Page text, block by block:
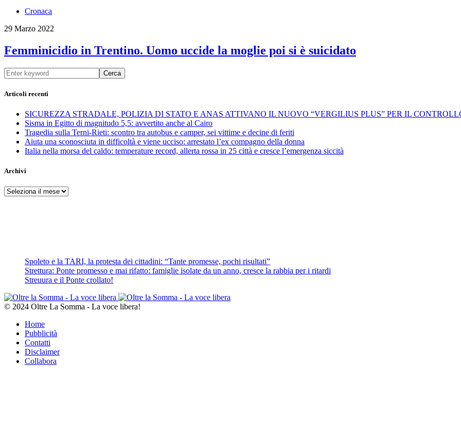
Cronaca
29 Marzo 2022
Femminicidio in Trentino. Uomo uccide la moglie poi si è suicidato
Cerca
Articoli recenti
SICUREZZA STRADALE, POLIZIA DI STATO E ANAS ATTIVANO IL NUOVO “VERGILIUS PLUS” PER IL
Sisma in Egitto di magnitudo 5,5: avvertito anche al Cairo
Tragedia sulla Terni-Rieti: scontro tra autobus e camper, sei vittime e decine di feriti
Aiuta una sconosciuta in difficoltà e viene ucciso: arrestato l’ex compagno della donna
Italia nella morsa del caldo: temperature record, allerta rossa in 25 città e cresce l’emergenza siccità
Archivi
Archivi
Spoleto e la TARI, la protesta dei cittadini: “Tante promesse, pochi risultati”
Strettura: Ponte promesso e mai rifatto: famiglie isolate da un anno, cresce la rabbia per i ritardi
Streuura e il Ponte crollato!
© 2024 Oltre La Somma - La voce libera!
Home
Pubblicità
Contatti
Disclaimer
Collabora